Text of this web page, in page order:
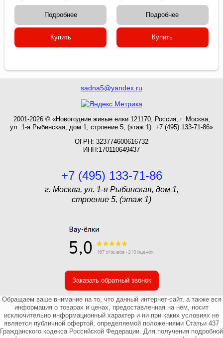
Подробнее
Купить
Подробнее
Купить
sadna5@yandex.ru
2001-2026 © «Новогодние живые елки 121170, Россия, г. Москва,
ул. 1-я Рыбинская, дом 1, строение 5, (этаж 1): +7 (495) 133-71-86»
ОГРН: 323774600616732
ИНН:170110649437
+7 (495) 133-71-86
г. Москва, ул. 1-я Рыбинская, дом 1,
строение 5, (этаж 1)
Заказать обратный звонок
Обращаем ваше внимание на то, что данный интернет-сайт, а также вся
информация о товарах и ценах, предоставленная на нём, носит
исключительно информационный характер и ни при каких условиях не
является публичной офертой, определяемой положениями Статьи 437
Гражданского кодекса Российской Федерации. Для получения подробной